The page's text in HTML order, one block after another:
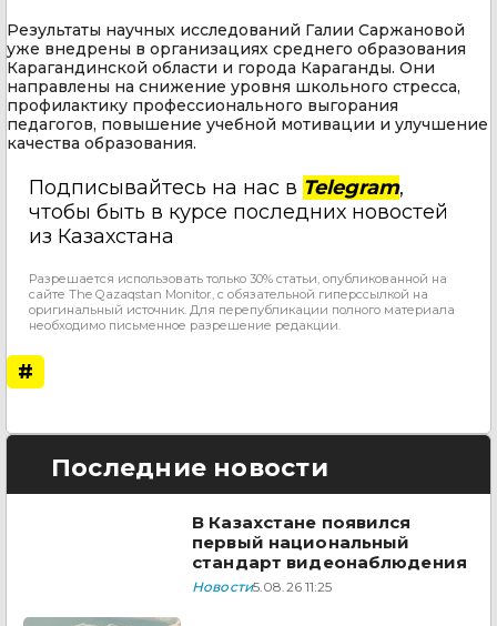
Результаты научных исследований Галии Саржановой
уже внедрены в организациях среднего образования
Карагандинской области и города Караганды. Они
направлены на снижение уровня школьного стресса,
профилактику профессионального выгорания
педагогов, повышение учебной мотивации и улучшение
качества образования.
Подписывайтесь на нас в Telegram,
чтобы быть в курсе последних новостей
из Казахстана
Разрешается использовать только 30% статьи, опубликованной на
сайте The Qazaqstan Monitor, с обязательной гиперссылкой на
оригинальный источник. Для перепубликации полного материала
необходимо письменное разрешение редакции.
#
Последние новости
В Казахстане появился
первый национальный
стандарт видеонаблюдения
Новости5.08.26 11:25